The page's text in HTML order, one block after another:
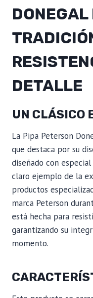
DETALLE
UN CLÁSICO
La Pipa Peterson
que destaca por su
diseñado con
claro ejemplo de la
productos
marca Peterson
está hecha para
garantizando su
momento.